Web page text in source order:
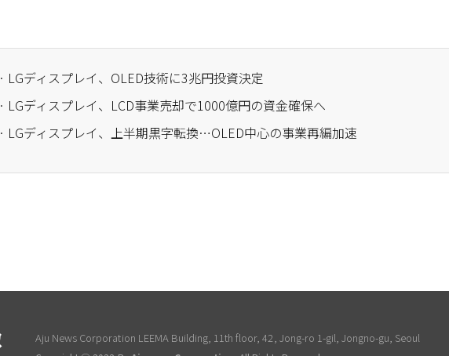
· LGディスプレイ、OLED技術に3兆円投資決定
· LGディスプレイ、LCD事業売却で1000億円の資金確保へ
· LGディスプレイ、上半期黒字転換…OLED中心の事業再編加速
Aju News Corporation LEEMA Building, 11th floor, 42, Jong-ro 1-gil, Jongno-gu, Seoul